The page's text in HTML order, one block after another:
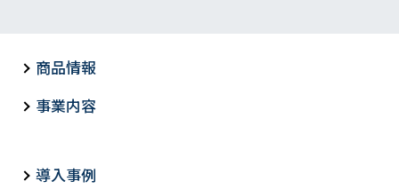
商品情報
事業内容
導入事例